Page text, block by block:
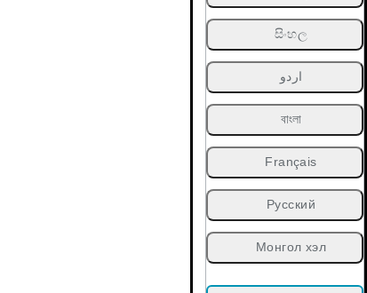
සිංහල
اردو
বাংলা
Français
Русский
Монгол хэл